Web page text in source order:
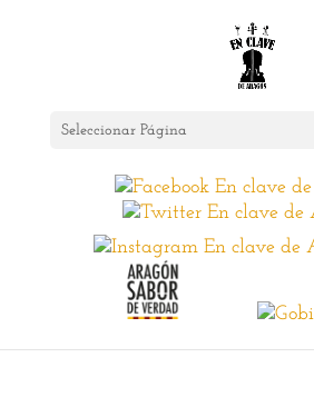
Seleccionar Página